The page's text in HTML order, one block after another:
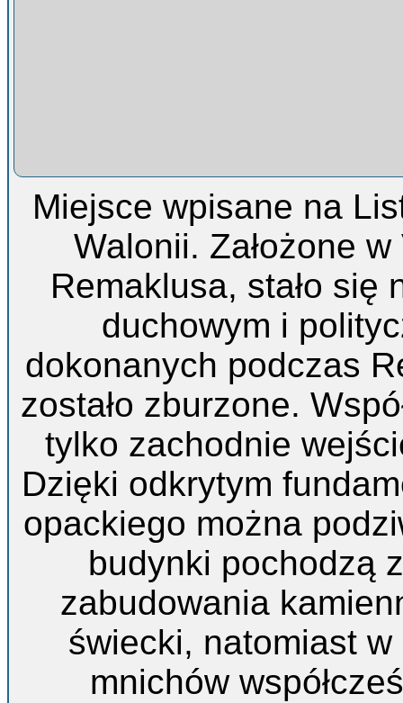
Miejsce wpisane na
Walonii. Założone
Remaklusa, stało się
duchowym i
dokonanych podczas
zostało zburzone.
tylko zachodnie
Dzięki odkrytym
opackiego można
budynki pochodzą
zabudowania
świecki, natomiast
mnichów